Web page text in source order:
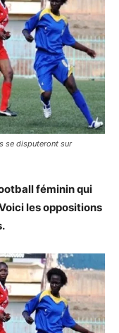
se disputeront sur
féminin qui
les oppositions